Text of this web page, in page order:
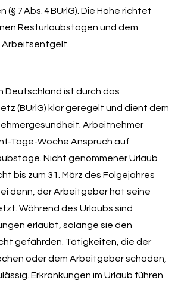
7 Abs. 4 BUrlG). Die Höhe richtet
Resturlaubstagen und dem
Arbeitsentgelt.
Deutschland ist durch das
(BUrlG) klar geregelt und dient dem
Arbeitnehmer
Tage-Woche Anspruch auf
Nicht genommener Urlaub
bis zum 31. März des Folgejahres
denn, der Arbeitgeber hat seine
Während des Urlaubs sind
erlaubt, solange sie den
gefährden. Tätigkeiten, die der
oder dem Arbeitgeber schaden,
Erkrankungen im Urlaub führen